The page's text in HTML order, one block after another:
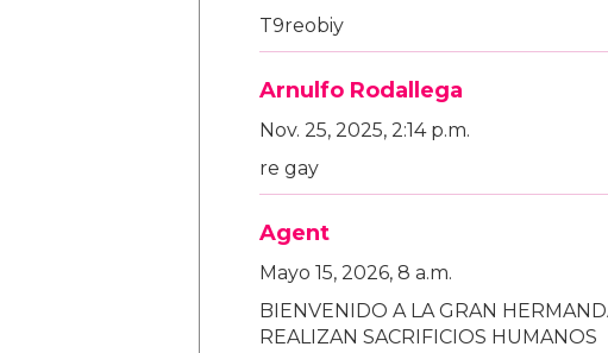
T9reobiy
Arnulfo Rodallega
Nov. 25, 2025, 2:14 p.m.
re gay
Agent
Mayo 15, 2026, 8 a.m.
BIENVENIDO A LA GRAN
REALIZAN SACRIFICIOS HUMANOS